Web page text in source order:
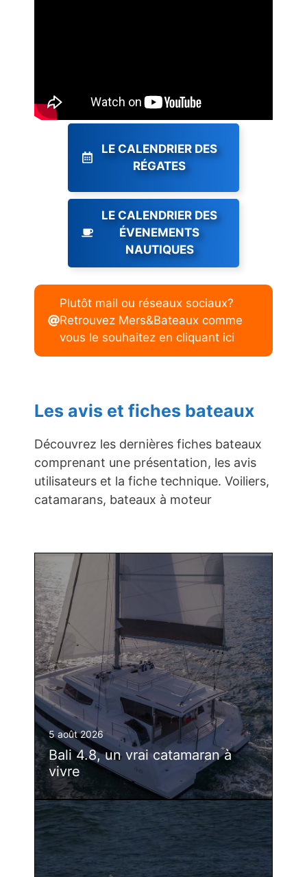
LE CALENDRIER DES
RÉGATES
LE CALENDRIER DES
ÉVENEMENTS
NAUTIQUES
Plutôt mail ou réseaux sociaux?
Retrouvez Mers&Bateaux comme
vous le souhaitez en cliquant ici
Les avis et fiches bateaux
Découvrez les dernières fiches bateaux
comprenant une présentation, les avis
utilisateurs et la fiche technique. Voiliers,
catamarans, bateaux à moteur
5 août 2026
Bali 4.8, un vrai catamaran à
vivre